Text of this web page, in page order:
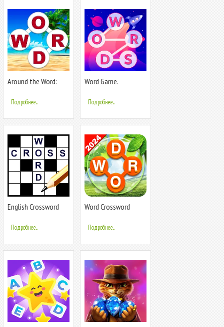
Around the Word:
Подробнее...
Word Game.
Подробнее...
English Crossword
Подробнее...
Word Crossword
Подробнее...